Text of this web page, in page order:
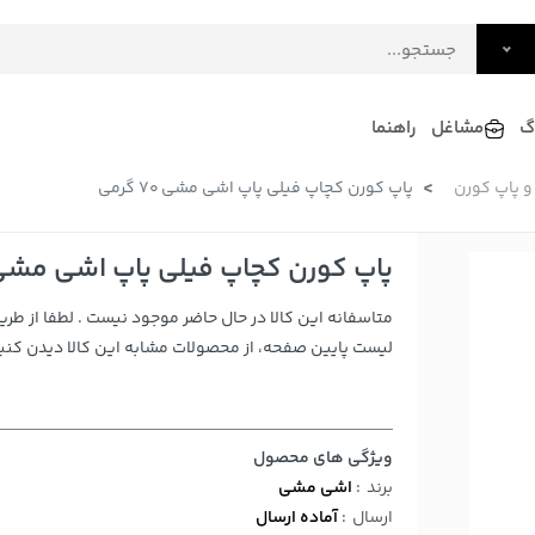
فرآورده های لبنی
دکوراسیون داخلی و تزئینی
سرو و پذیرایی
لوازم حیوانات خانگی
مشاغل راهنما
پاپ کورن پاپ کورن کچاپ فیلی پاپ اشی مشی 70 گرمی
پاپ کورن کچاپ فیلی پاپ اشی مشی 70
متاسفانه این کالا در حال حاضر موجود نیست . لطفا از
لیست پایین صفحه، از محصولات مشابه این کالا دیدن
ویژگی های محصول
برند : اشی مشی
ارسال :آماده ارسال